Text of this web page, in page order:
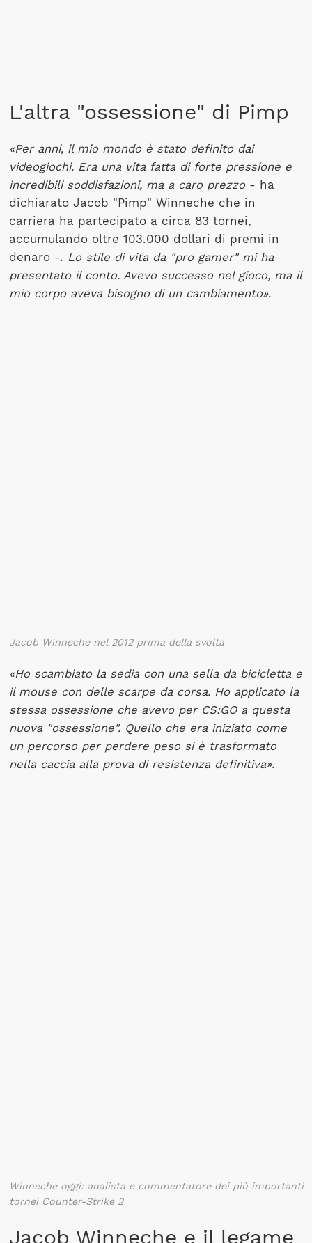
L'altra "ossessione" di Pimp
«Per anni, il mio mondo è stato definito dai
videogiochi. Era una vita fatta di forte pressione e
incredibili soddisfazioni, ma a caro prezzo- ha
dichiarato Jacob "Pimp" Winneche che in
carriera ha partecipato a circa 83 tornei,
accumulando oltre 103.000 dollari di premi in
denaro -. Lo stile di vita da "pro gamer" mi ha
presentato il conto. Avevo successo nel gioco, ma il
mio corpo aveva bisogno di un cambiamento».
Jacob Winneche nel 2012 prima della svolta
«Ho scambiato la sedia con una sella da bicicletta e
il mouse con delle scarpe da corsa. Ho applicato la
stessa ossessione che avevo per CS:GO a questa
nuova "ossessione". Quello che era iniziato come
un percorso per perdere peso si è trasformato
nella caccia alla prova di resistenza definitiva».
Winneche oggi: analista e commentatore dei più importanti
tornei Counter-Strike 2
Jacob Winneche e il legame